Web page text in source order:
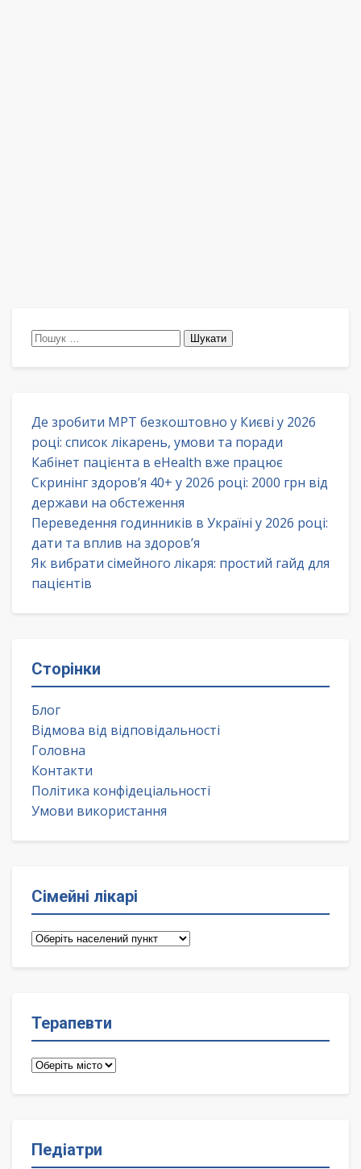
Пошук:
Де зробити МРТ безкоштовно у Києві у 2026
році: список лікарень, умови та поради
Кабінет пацієнта в eHealth вже працює
Скринінг здоров’я 40+ у 2026 році: 2000 грн від
держави на обстеження
Переведення годинників в Україні у 2026 році:
дати та вплив на здоров’я
Як вибрати сімейного лікаря: простий гайд для
пацієнтів
Сторінки
Блог
Відмова від відповідальності
Головна
Контакти
Політика конфідеціальності
Умови використання
Сімейні лікарі
Сімейні
Терапевти
Терапевти
Педіатри